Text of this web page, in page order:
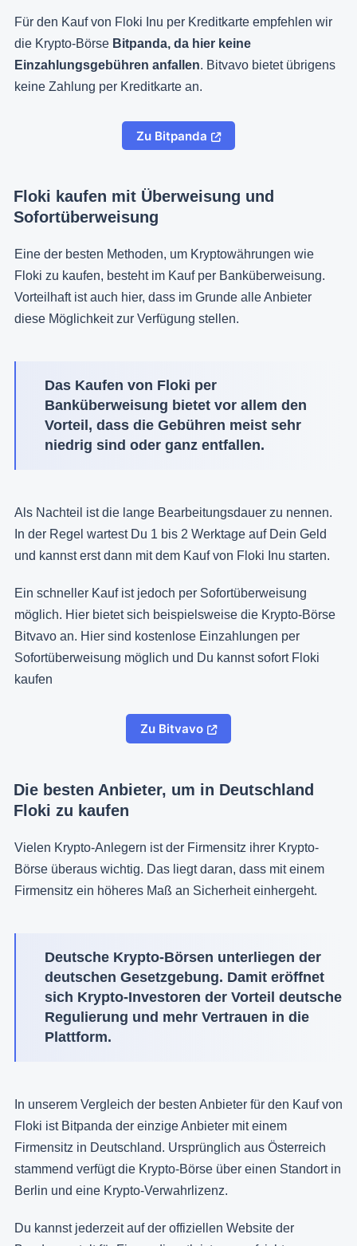
Für den Kauf von Floki Inu per Kreditkarte empfehlen wir
die Krypto-Börse Bitpanda, da hier keine
Einzahlungsgebühren anfallen. Bitvavo bietet übrigens
keine Zahlung per Kreditkarte an.
Zu Bitpanda
Floki kaufen mit Überweisung und
Sofortüberweisung
Eine der besten Methoden, um Kryptowährungen wie
Floki zu kaufen, besteht im Kauf per Banküberweisung.
Vorteilhaft ist auch hier, dass im Grunde alle Anbieter
diese Möglichkeit zur Verfügung stellen.
Das Kaufen von Floki per
Banküberweisung bietet vor allem den
Vorteil, dass die Gebühren meist sehr
niedrig sind oder ganz entfallen.
Als Nachteil ist die lange Bearbeitungsdauer zu nennen.
In der Regel wartest Du 1 bis 2 Werktage auf Dein Geld
und kannst erst dann mit dem Kauf von Floki Inu starten.
Ein schneller Kauf ist jedoch per Sofortüberweisung
möglich. Hier bietet sich beispielsweise die Krypto-Börse
Bitvavo an. Hier sind kostenlose Einzahlungen per
Sofortüberweisung möglich und Du kannst sofort Floki
kaufen
Zu Bitvavo
Die besten Anbieter, um in Deutschland
Floki zu kaufen
Vielen Krypto-Anlegern ist der Firmensitz ihrer Krypto-
Börse überaus wichtig. Das liegt daran, dass mit einem
Firmensitz ein höheres Maß an Sicherheit einhergeht.
Deutsche Krypto-Börsen unterliegen der
deutschen Gesetzgebung. Damit eröffnet
sich Krypto-Investoren der Vorteil deutsche
Regulierung und mehr Vertrauen in die
Plattform.
In unserem Vergleich der besten Anbieter für den Kauf von
Floki ist Bitpanda der einzige Anbieter mit einem
Firmensitz in Deutschland. Ursprünglich aus Österreich
stammend verfügt die Krypto-Börse über einen Standort in
Berlin und eine Krypto-Verwahrlizenz.
Du kannst jederzeit auf der offiziellen Website der